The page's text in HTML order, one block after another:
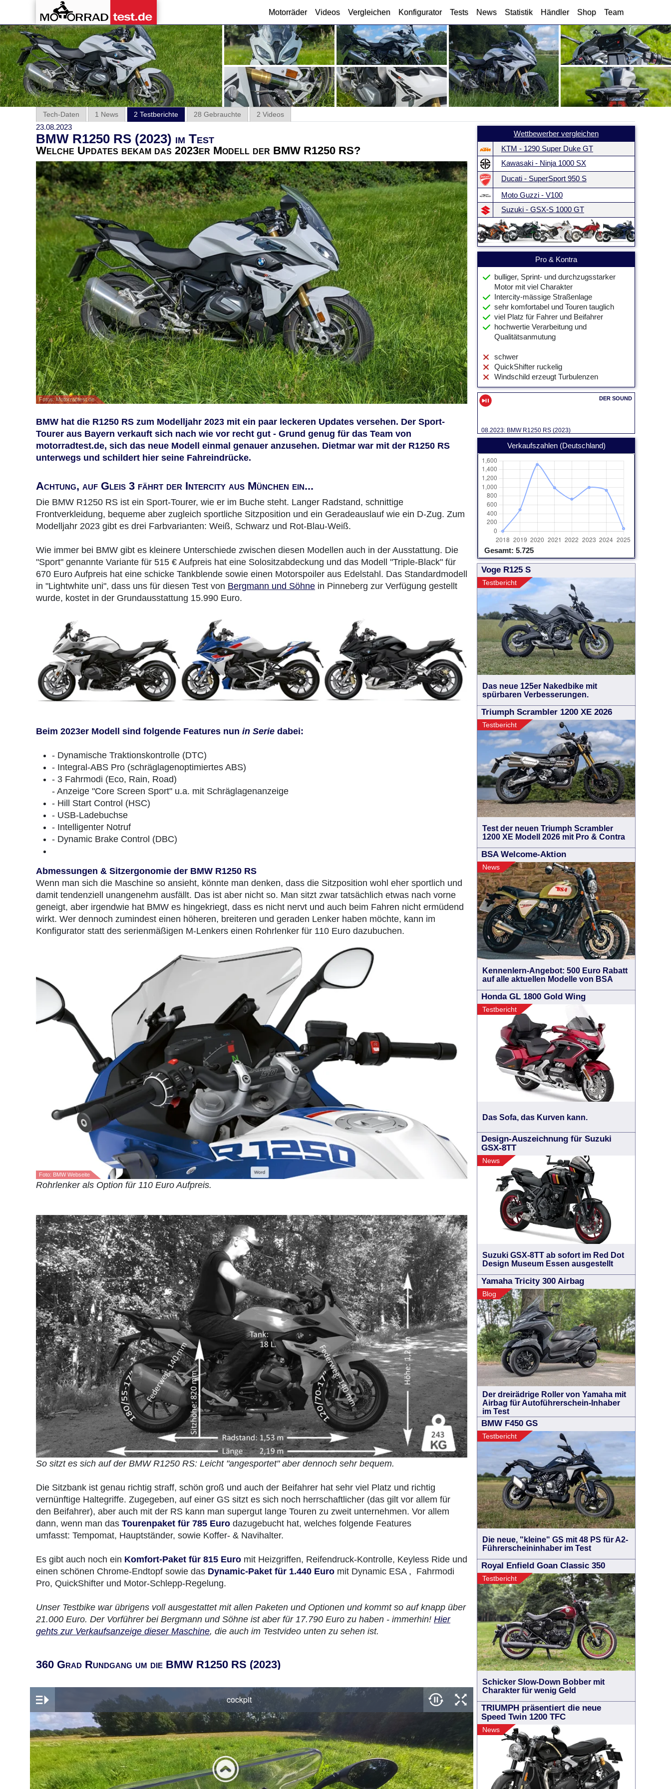
Motorräder Videos Vergleichen Konfigurator Tests News Statistik Händler Shop Team
Tech-Daten 1 News 2 Testberichte 28 Gebrauchte 2 Videos
23.08.2023
BMW R1250 RS (2023) im Test
Welche Updates bekam das 2023er Modell der BMW R1250 RS?
Fotos: Motorradtest.de
BMW hat die R1250 RS zum Modelljahr 2023 mit ein paar leckeren Updates versehen. Der Sport-
Tourer aus Bayern verkauft sich nach wie vor recht gut - Grund genug für das Team von
motorradtest.de, sich das neue Modell einmal genauer anzusehen. Dietmar war mit der R1250 RS
unterwegs und schildert hier seine Fahreindrücke.
Achtung, auf Gleis 3 fährt der Intercity aus München ein...
Die BMW R1250 RS ist ein Sport-Tourer, wie er im Buche steht. Langer Radstand, schnittige
Frontverkleidung, bequeme aber zugleich sportliche Sitzposition und ein Geradeauslauf wie ein D-Zug. Zum
Modelljahr 2023 gibt es drei Farbvarianten: Weiß, Schwarz und Rot-Blau-Weiß.
Wie immer bei BMW gibt es kleinere Unterschiede zwischen diesen Modellen auch in der Ausstattung. Die
"Sport" genannte Variante für 515 € Aufpreis hat eine Solositzabdeckung und das Modell "Triple-Black" für
670 Euro Aufpreis hat eine schicke Tankblende sowie einen Motorspoiler aus Edelstahl. Das Standardmodell
in "Lightwhite uni", dass uns für diesen Test von Bergmann und Söhne in Pinneberg zur Verfügung gestellt
wurde, kostet in der Grundausstattung 15.990 Euro.
Beim 2023er Modell sind folgende Features nun in Serie dabei:
- Dynamische Traktionskontrolle (DTC)
- Integral-ABS Pro (schräglagenoptimiertes ABS)
- 3 Fahrmodi (Eco, Rain, Road)
- Anzeige "Core Screen Sport" u.a. mit Schräglagenanzeige
- Hill Start Control (HSC)
- USB-Ladebuchse
- Intelligenter Notruf
- Dynamic Brake Control (DBC)
Abmessungen & Sitzergonomie der BMW R1250 RS
Wenn man sich die Maschine so ansieht, könnte man denken, dass die Sitzposition wohl eher sportlich und
damit tendenziell unangenehm ausfällt. Das ist aber nicht so. Man sitzt zwar tatsächlich etwas nach vorne
geneigt, aber irgendwie hat BMW es hingekriegt, dass es nicht nervt und auch beim Fahren nicht ermüdend
wirkt. Wer dennoch zumindest einen höheren, breiteren und geraden Lenker haben möchte, kann im
Konfigurator statt des serienmäßigen M-Lenkers einen Rohrlenker für 110 Euro dazubuchen.
Foto: BMW Webseite
Rohrlenker als Option für 110 Euro Aufpreis.
So sitzt es sich auf der BMW R1250 RS: Leicht "angesportet" aber dennoch sehr bequem.
Die Sitzbank ist genau richtig straff, schön groß und auch der Beifahrer hat sehr viel Platz und richtig
vernünftige Haltegriffe. Zugegeben, auf einer GS sitzt es sich noch herrschaftlicher (das gilt vor allem für
den Beifahrer), aber auch mit der RS kann man supergut lange Touren zu zweit unternehmen. Vor allem
dann, wenn man das Tourenpaket für 785 Euro dazugebucht hat, welches folgende Features
umfasst: Tempomat, Hauptständer, sowie Koffer- & Navihalter.
Es gibt auch noch ein Komfort-Paket für 815 Euro mit Heizgriffen, Reifendruck-Kontrolle, Keyless Ride und
einen schönen Chrome-Endtopf sowie das Dynamic-Paket für 1.440 Euro mit Dynamic ESA , Fahrmodi
Pro, QuickShifter und Motor-Schlepp-Regelung.
Unser Testbike war übrigens voll ausgestattet mit allen Paketen und Optionen und kommt so auf knapp über
21.000 Euro. Der Vorführer bei Bergmann und Söhne ist aber für 17.790 Euro zu haben - immerhin! Hier
gehts zur Verkaufsanzeige dieser Maschine, die auch im Testvideo unten zu sehen ist.
360 Grad Rundgang um die BMW R1250 RS (2023)
Wettbewerber vergleichen
KTM - 1290 Super Duke GT
Kawasaki - Ninja 1000 SX
Ducati - SuperSport 950 S
Moto Guzzi - V100
Suzuki - GSX-S 1000 GT
Pro & Kontra
bulliger, Sprint- und durchzugsstarker
Motor mit viel Charakter
Intercity-mässige Straßenlage
sehr komfortabel und Touren tauglich
viel Platz für Fahrer und Beifahrer
hochwertie Verarbeitung und
Qualitätsanmutung
schwer
QuickShifter ruckelig
Windschild erzeugt Turbulenzen
08.2023: BMW R1250 RS (2023)
Verkaufszahlen (Deutschland)
Gesamt: 5.725
Voge R125 S
Testbericht
Das neue 125er Nakedbike mit
spürbaren Verbesserungen.
Triumph Scrambler 1200 XE 2026
Testbericht
Test der neuen Triumph Scrambler
1200 XE Modell 2026 mit Pro & Contra
BSA Welcome-Aktion
News
Kennenlern-Angebot: 500 Euro Rabatt
auf alle aktuellen Modelle von BSA
Honda GL 1800 Gold Wing
Testbericht
Das Sofa, das Kurven kann.
Design-Auszeichnung für Suzuki
GSX-8TT
News
Suzuki GSX-8TT ab sofort im Red Dot
Design Museum Essen ausgestellt
Yamaha Tricity 300 Airbag
Blog
Der dreirädrige Roller von Yamaha mit
Airbag für Autoführerschein-Inhaber
im Test
BMW F450 GS
Testbericht
Die neue, "kleine" GS mit 48 PS für A2-
Führerscheininhaber im Test
Royal Enfield Goan Classic 350
Testbericht
Schicker Slow-Down Bobber mit
Charakter für wenig Geld
TRIUMPH präsentiert die neue
Speed Twin 1200 TFC
News